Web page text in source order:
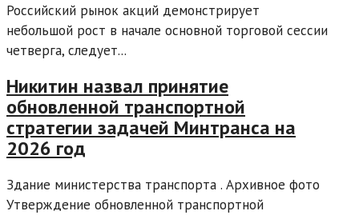
Российский рынок акций демонстрирует
небольшой рост в начале основной торговой сессии
четверга, следует...
Никитин назвал принятие
обновленной транспортной
стратегии задачей Минтранса на
2026 год
Здание министерства транспорта . Архивное фото
Утверждение обновленной транспортной